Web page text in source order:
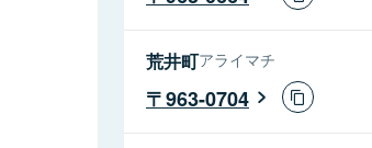
荒井町アライマチ
963-0704